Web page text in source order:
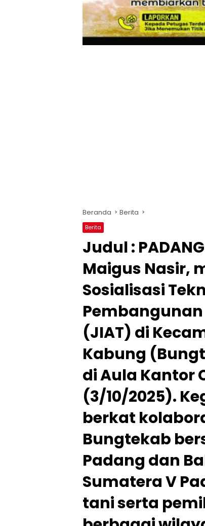
Beranda Berita
Berita
Judul :
Maigus Nasir,
Sosialisasi
(JIAT) di
Kabung
di Aula Kantor
(3/10/2025).
berkat
Bungtekab
Padang dan
Sumatera V
tani serta